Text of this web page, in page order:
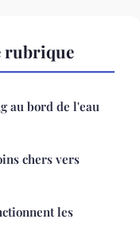
rubrique
au bord de l'eau
chers vers
les